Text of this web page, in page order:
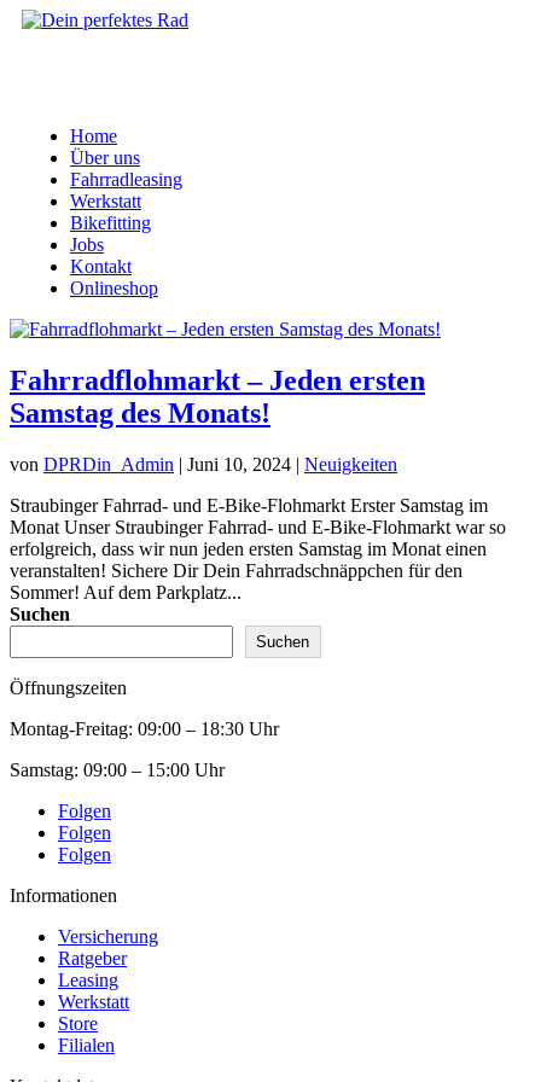
Home
Über uns
Fahrradleasing
Werkstatt
Bikefitting
Jobs
Kontakt
Onlineshop
Fahrradflohmarkt – Jeden ersten
Samstag des Monats!
von DPRDin_Admin | Juni 10, 2024 | Neuigkeiten
Straubinger Fahrrad- und E-Bike-Flohmarkt Erster Samstag im
Monat Unser Straubinger Fahrrad- und E-Bike-Flohmarkt war so
erfolgreich, dass wir nun jeden ersten Samstag im Monat einen
veranstalten! Sichere Dir Dein Fahrradschnäppchen für den
Sommer! Auf dem Parkplatz...
Suchen
Suchen
Öffnungszeiten
Montag-Freitag: 09:00 – 18:30 Uhr
Samstag: 09:00 – 15:00 Uhr
Folgen
Folgen
Folgen
Informationen
Versicherung
Ratgeber
Leasing
Werkstatt
Store
Filialen